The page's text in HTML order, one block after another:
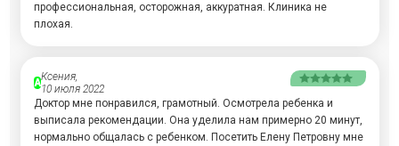
профессиональная, осторожная, аккуратная. Клиника не
плохая.
АКсения,
10 июля 2022
Доктор мне понравился, грамотный. Осмотрела ребенка и
выписала рекомендации. Она уделила нам примерно 20 минут,
нормально общалась с ребенком. Посетить Елену Петровну мне